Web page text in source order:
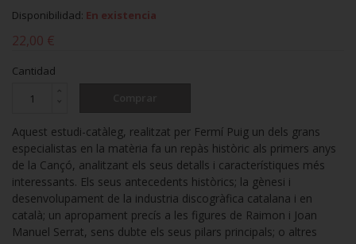
Disponibilidad: En existencia
22,00 €
Cantidad
Aquest estudi-catàleg, realitzat per Fermí Puig un dels grans
especialistas en la matèria fa un repàs històric als primers anys
de la Cançó, analitzant els seus detalls i característiques més
interessants. Els seus antecedents històrics; la gènesi i
desenvolupament de la industria discogràfica catalana i en
català; un apropament precís a les figures de Raimon i Joan
Manuel Serrat, sens dubte els seus pilars principals; o altres